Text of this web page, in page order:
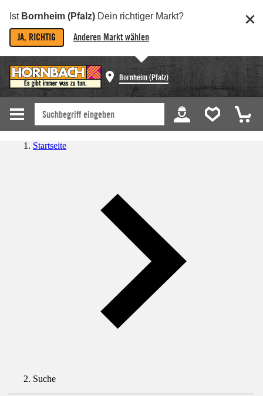
Ist Bornheim (Pfalz) Dein richtiger Markt?
JA, RICHTIG Anderen Markt wählen
Bornheim (Pfalz)
Startseite
Suche